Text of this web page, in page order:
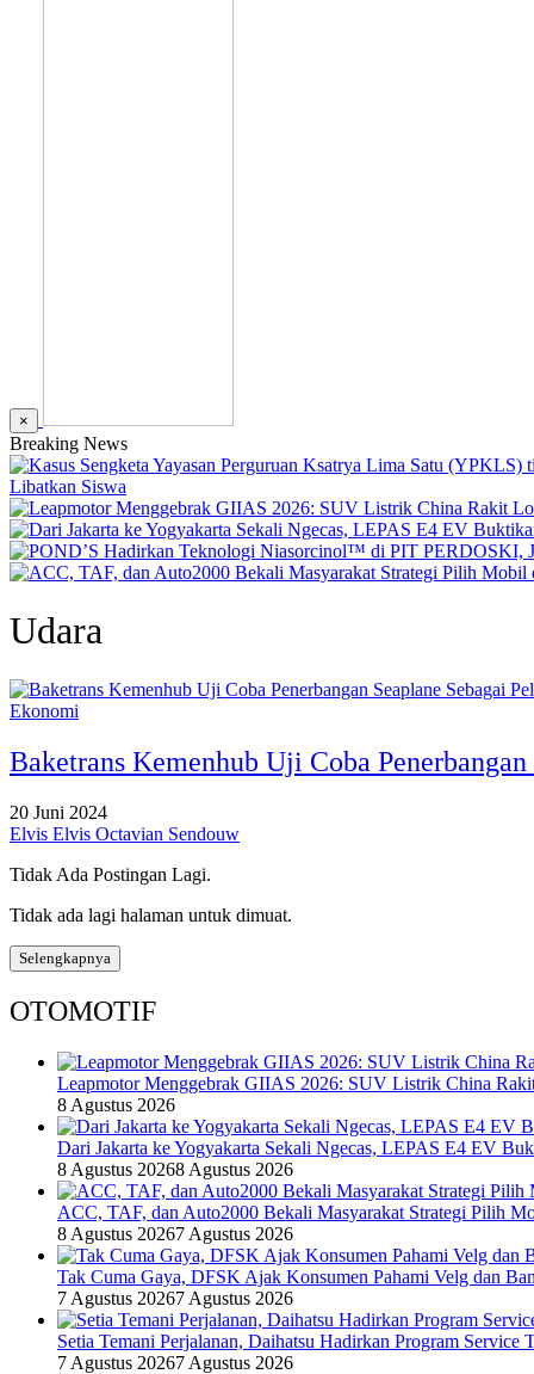
×
Breaking News
Libatkan Siswa
Udara
Ekonomi
Baketrans Kemenhub Uji Coba
20 Juni 2024
Elvis Elvis Octavian Sendouw
Tidak Ada Postingan Lagi.
Tidak ada lagi halaman untuk dimuat.
Selengkapnya
OTOMOTIF
Leapmotor Menggebrak GIIAS 2026: SUV Listrik China
8 Agustus 2026
Dari Jakarta ke Yogyakarta Sekali Ngecas, LEPAS E4 EV
8 Agustus 20268 Agustus 2026
ACC, TAF, dan Auto2000 Bekali Masyarakat Strategi Pilih
8 Agustus 20267 Agustus 2026
Tak Cuma Gaya, DFSK Ajak Konsumen Pahami Velg dan
7 Agustus 20267 Agustus 2026
Setia Temani Perjalanan, Daihatsu Hadirkan Program
7 Agustus 20267 Agustus 2026